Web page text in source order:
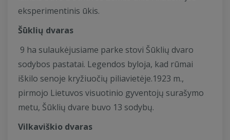
eksperimentinis ūkis.
Šūklių dvaras
9 ha sulaukėjusiame parke stovi Šūklių dvaro
sodybos pastatai. Legendos byloja, kad rūmai
iškilo senoje kryžiuočių piliavietėje.1923 m.,
pirmojo Lietuvos visuotinio gyventojų surašymo
metu, Šūklių dvare buvo 13 sodybų.
Vilkaviškio dvaras